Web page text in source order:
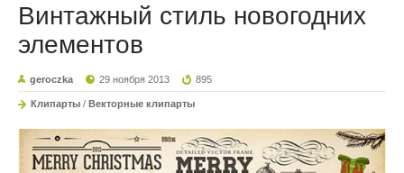
Винтажный стиль новогодних
элементов
geroczka 29 ноября 2013 895
Клипарты / Векторные клипарты